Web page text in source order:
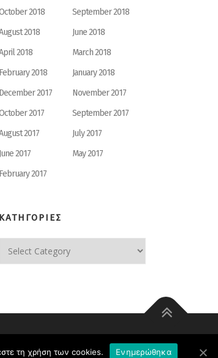
2018
September 2018
2018
June 2018
2018
March 2018
February 2018
January 2018
December 2017
November 2017
2017
September 2017
2017
July 2017
June 2017
May 2017
February 2017
ΚΑΤΗΓΟΡΙΕΣ
ΚΑΤΗΓΟΡΙΕΣ
τη χρήση των cookies. Ενημερώθηκα